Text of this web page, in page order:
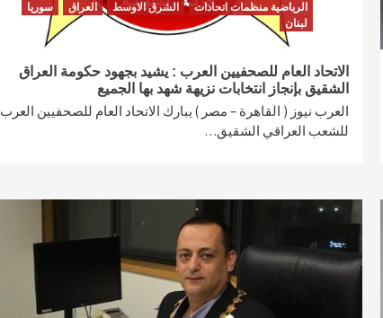
الرياضية منظمات اتحادات
الشرق الاوسط العراق
سوريا
لبنان
الاتحاد العام للصحفيين العرب : يشيد بجهود حكومة العراق
الشقيق بإنجاز انتخابات نزيهة شهد بها الجميع
العرب نيوز ( القاهرة – مصر ) يبارك الاتحاد العام للصحفيين العرب
للشعب العراقي الشقيق…